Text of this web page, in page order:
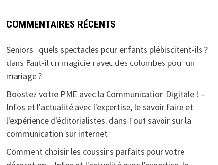
COMMENTAIRES RÉCENTS
Seniors : quels spectacles pour enfants plébiscitent-ils ?
dans Faut-il un magicien avec des colombes pour un
mariage ?
Boostez votre PME avec la Communication Digitale ! –
Infos et l'actualité avec l'expertise, le savoir faire et
l'expérience d'éditorialistes. dans Tout savoir sur la
communication sur internet
Comment choisir les coussins parfaits pour votre